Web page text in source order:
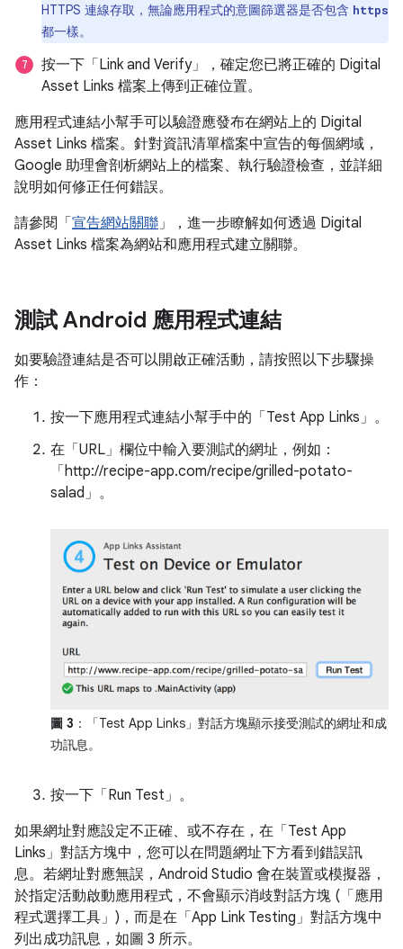
HTTPS 連線存取，無論應用程式的意圖篩選器是否包含 https
都一樣。
按一下「Link and Verify」
，確定您已將正確的 Digital
Asset Links 檔案上傳到正確位置。
應用程式連結小幫手可以驗證應發布在網站上的 Digital
Asset Links 檔案。針對資訊清單檔案中宣告的每個網域，
Google 助理會剖析網站上的檔案、執行驗證檢查，並詳細
說明如何修正任何錯誤。
請參閱「宣告網站關聯 」，進一步瞭解如何透過 Digital
Asset Links 檔案為網站和應用程式建立關聯。
測試 Android 應用程式連結
如要驗證連結是否可以開啟正確活動，請按照以下步驟操
作：
按一下應用程式連結小幫手中的「Test App Links」 。
在「URL」 欄位中輸入要測試的網址，例如：
「http://recipe-app.com/recipe/grilled-potato-
salad」 。
圖 3 ：「Test App Links」 對話方塊顯示接受測試的網址和成
功訊息。
按一下「Run Test」 。
如果網址對應設定不正確、或不存在，在「Test App
Links」 對話方塊中，您可以在問題網址下方看到錯誤訊
息。若網址對應無誤，Android Studio 會在裝置或模擬器，
於指定活動啟動應用程式，不會顯示消歧對話方塊 (「應用
程式選擇工具」)，而是在「App Link Testing」 對話方塊中
列出成功訊息，如圖 3 所示。